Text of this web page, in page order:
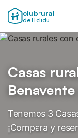
clubrural
de Holidu
Casas
Tenemos 3
¡Compara y